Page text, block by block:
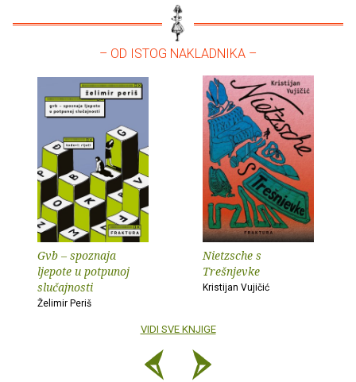
– OD ISTOG NAKLADNIKA –
Gvb – spoznaja
ljepote u potpunoj
slučajnosti
Želimir Periš
Nietzsche s
Trešnjevke
Kristijan Vujičić
VIDI SVE KNJIGE